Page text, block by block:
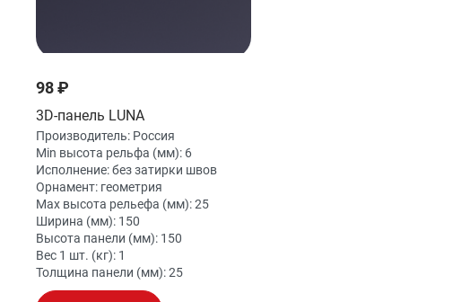
98 ₽
3D-панель LUNA
Производитель: Россия
Min высота рельфа (мм): 6
Исполнение:без затирки швов
Орнамент: геометрия
Max высота рельефа (мм):25
Ширина (мм): 150
Высота панели (мм): 150
Вес 1 шт. (кг): 1
Толщина панели (мм):25